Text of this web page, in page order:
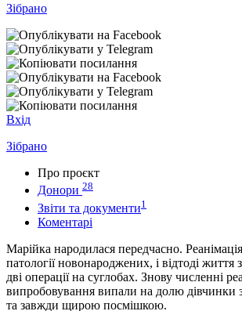
Зібрано
Вхід
Зібрано
Про проєкт
Донори 28
Звіти та документи1
Коментарі
Марійка народилася передчасно.
патології новонароджених, і відтоді
дві операції на суглобах. Знову численні
випробовування випали на долю дівчинки
та завжди щирою посмішкою.